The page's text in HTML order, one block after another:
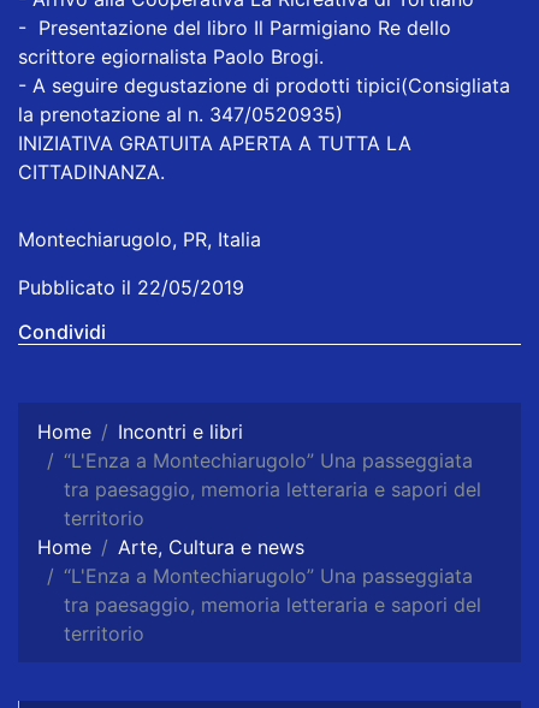
- Presentazione del libro Il Parmigiano Re dello
scrittore egiornalista Paolo Brogi.
- A seguire degustazione di prodotti tipici(Consigliata
la prenotazione al n. 347/0520935)
INIZIATIVA GRATUITA APERTA A TUTTA LA
CITTADINANZA.
Montechiarugolo, PR, Italia
Pubblicato il 22/05/2019
Condividi
Home
Incontri e libri
“L'Enza a Montechiarugolo” Una passeggiata
tra paesaggio, memoria letteraria e sapori del
territorio
Home
Arte, Cultura e news
“L'Enza a Montechiarugolo” Una passeggiata
tra paesaggio, memoria letteraria e sapori del
territorio